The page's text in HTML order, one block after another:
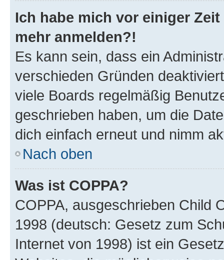
Ich habe mich vor einiger
mehr anmelden?!
Es kann sein, dass ein
verschieden Gründen
viele Boards regelmäßig
geschrieben haben, um die
dich einfach erneut und nimm
Nach oben
Was ist COPPA?
COPPA, ausgeschrieben Child
1998 (deutsch: Gesetz zum
Internet von 1998) ist ein